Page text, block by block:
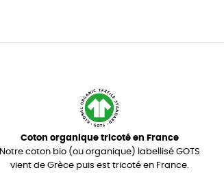
Coton organique tricoté en France
Notre coton bio (ou organique) labellisé GOTS
vient de Grèce puis est tricoté en France.